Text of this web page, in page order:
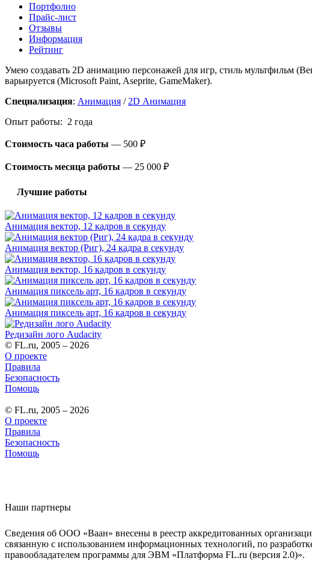
Портфолио
Прайс-лист
Отзывы
Информация
Рейтинг
Умею создавать 2D анимацию персонажей для игр, стиль мультфильм
варьируется (Microsoft Paint, Aseprite, GameMaker).
Специализация: Анимация / 2D Анимация
Опыт работы: 2 года
Стоимость часа работы — 500 ₽
Стоимость месяца работы — 25 000 ₽
Лучшие работы
Анимация вектор, 12 кадров в секунду
Анимация вектор (Риг), 24 кадра в секунду
Анимация вектор, 16 кадров в секунду
Анимация пиксель арт, 16 кадров в секунду
Анимация пиксель арт, 16 кадров в секунду
Редизайн лого Audacity
© FL.ru, 2005 – 2026
О проекте
Правила
Безопасность
Помощь
© FL.ru, 2005 – 2026
О проекте
Правила
Безопасность
Помощь
Наши партнеры
Сведения об ООО «Ваан» внесены в реестр аккредитованных
связанную с использованием информационных технологий, по
правообладателем программы для ЭВМ «Платформа FL.ru (версия 2.0)».